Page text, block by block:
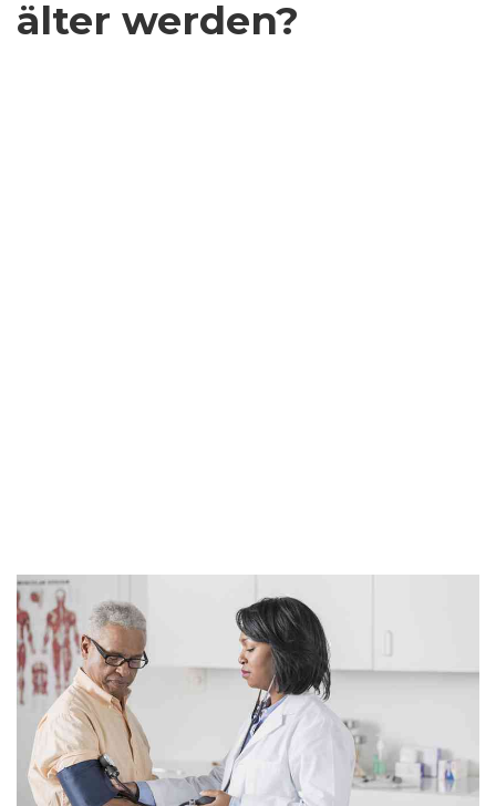
älter werden?